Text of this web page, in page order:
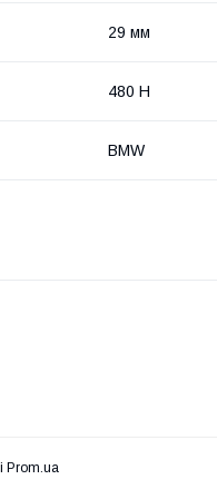
29 мм
480 Н
BMW
Prom.ua